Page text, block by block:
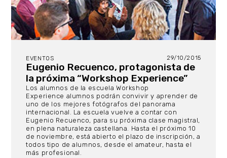
EVENTOS 29/10/2015
Eugenio Recuenco, protagonista de
la próxima “Workshop Experience”
Los alumnos de la escuela Workshop
Experience alumnos podrán convivir y aprender de
uno de los mejores fotógrafos del panorama
internacional. La escuela vuelve a contar con
Eugenio Recuenco, para su próxima clase magistral,
en plena naturaleza castellana. Hasta el próximo 10
de noviembre, está abierto el plazo de inscripción, a
todos tipo de alumnos, desde el amateur, hasta el
más profesional.